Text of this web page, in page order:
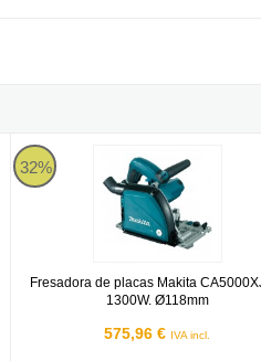
18V LXT 6,35mm AWS
32%
Fresadora de placas Makita
1300W. Ø118mm
575,96 € IVA incl.
Fresadora de placas Makita